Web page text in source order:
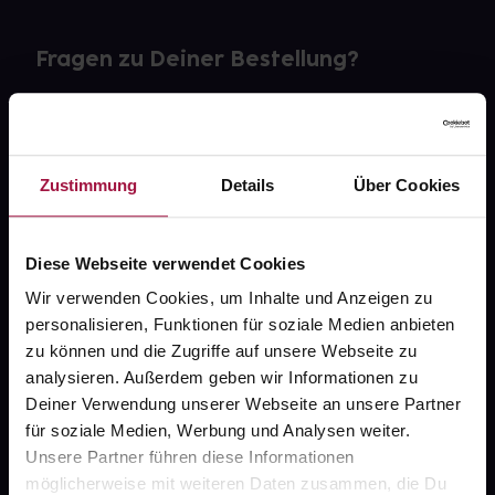
Zustimmung Details Über Cookies
Diese Webseite verwendet Cookies
Wir verwenden Cookies, um Inhalte und Anzeigen zu
personalisieren, Funktionen für soziale Medien anbieten
zu können und die Zugriffe auf unsere Webseite zu
analysieren. Außerdem geben wir Informationen zu
Deiner Verwendung unserer Webseite an unsere Partner
für soziale Medien, Werbung und Analysen weiter.
Unsere Partner führen diese Informationen
möglicherweise mit weiteren Daten zusammen, die Du
Fragen zu Deiner Bestellung?
gesund.de
Über uns
Karriere
Newsletter